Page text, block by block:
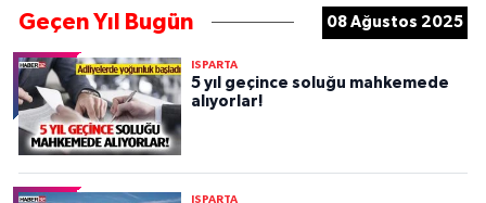
Geçen Yıl Bugün 08 Ağustos 2025
ISPARTA
5 yıl geçince soluğu mahkemede
alıyorlar!
ISPARTA